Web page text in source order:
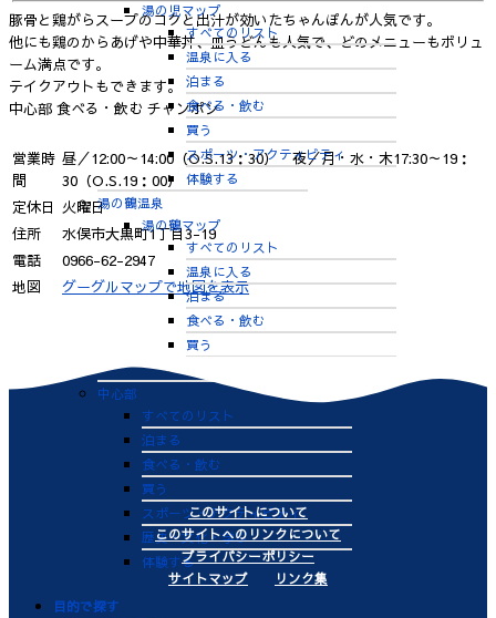
湯の児マップ
すべてのリスト
温泉に入る
泊まる
食べる・飲む
買う
スポーツ・アクティビティ
体験する
湯の鶴温泉
湯の鶴マップ
すべてのリスト
温泉に入る
泊まる
食べる・飲む
買う
中心部
すべてのリスト
泊まる
食べる・飲む
買う
スポーツ・アクティビティ
歴史・文化・学ぶ
体験する
目的で探す
豚骨と鶏がらスープのコクと出汁が効いたちゃんぽんが人気です。
他にも鶏のからあげや中華丼、皿うどんも人気で、どのメニューもボリュ
ーム満点です。
テイクアウトもできます。
中心部 食べる・飲む チャンポン
営業時
間
昼／12:00～14:00（O.S.13：30） 夜／月・水・木17:30～19：
30（O.S.19：00）
定休日 火曜日
住所
水俣市大黒町1丁目3-19
電話
0966-62-2947
地図
グーグルマップで地図を表示
このサイトについて
このサイトへのリンクについて
プライバシーポリシー
サイトマップ
リンク集